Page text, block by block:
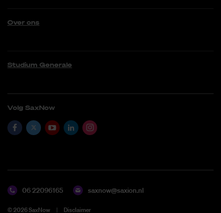
Over ons
Studium Generale
Volg SaxNow
06 22096165 saxnow@saxion.nl
©2026SaxNow Disclaimer